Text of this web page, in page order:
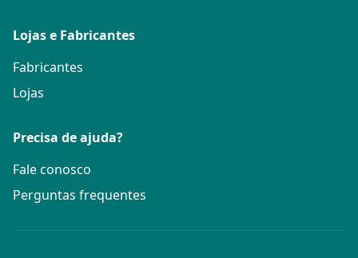
Lojas e Fabricantes
Fabricantes
Lojas
Precisa de ajuda?
Fale conosco
Perguntas frequentes